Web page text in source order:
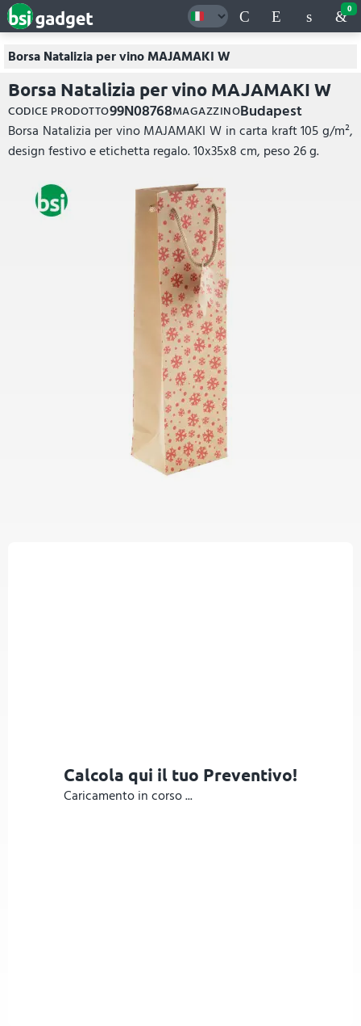
0
Borsa Natalizia per vino MAJAMAKI W
Borsa Natalizia per vino MAJAMAKI W
CODICE PRODOTTO99N08768MAGAZZINOBudapest
Borsa Natalizia per vino MAJAMAKI W in carta kraft 105 g/m²,
design festivo e etichetta regalo. 10x35x8 cm, peso 26 g.
Calcola qui il tuo Preventivo!
Caricamento in corso ...